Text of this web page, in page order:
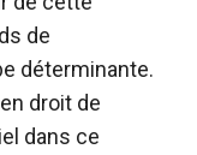
de
déterminante.
droit de
dans ce